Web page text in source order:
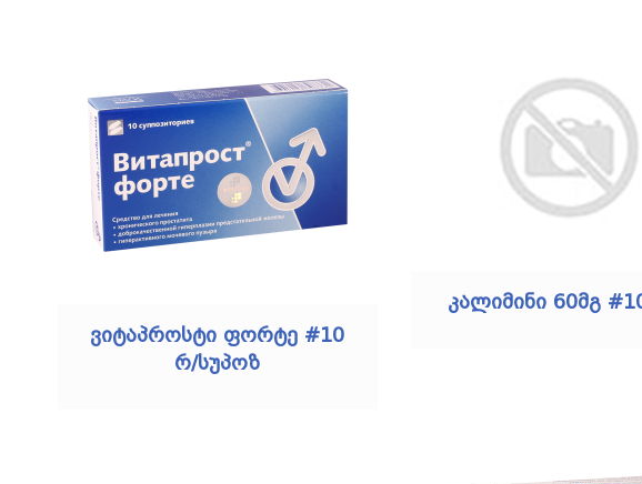
ვიტაპროსტი ფორტე #10
რ/სუპოზ
კალიმინი 60მგ